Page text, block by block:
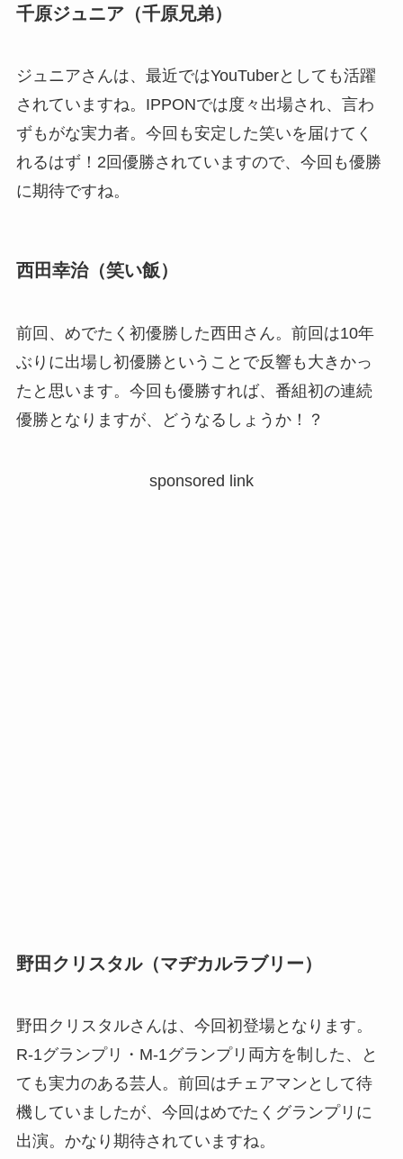
千原ジュニア（千原兄弟）
ジュニアさんは、最近ではYouTuberとしても活躍
されていますね。IPPONでは度々出場され、言わ
ずもがな実力者。今回も安定した笑いを届けてく
れるはず！2回優勝されていますので、今回も優勝
に期待ですね。
西田幸治（笑い飯）
前回、めでたく初優勝した西田さん。前回は10年
ぶりに出場し初優勝ということで反響も大きかっ
たと思います。今回も優勝すれば、番組初の連続
優勝となりますが、どうなるしょうか！？
sponsored link
野田クリスタル（マヂカルラブリー）
野田クリスタルさんは、今回初登場となります。
R-1グランプリ・M-1グランプリ両方を制した、と
ても実力のある芸人。前回はチェアマンとして待
機していましたが、今回はめでたくグランプリに
出演。かなり期待されていますね。